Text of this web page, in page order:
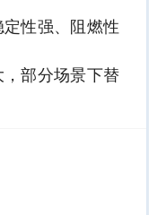
定性强、阻燃性
，部分场景下替